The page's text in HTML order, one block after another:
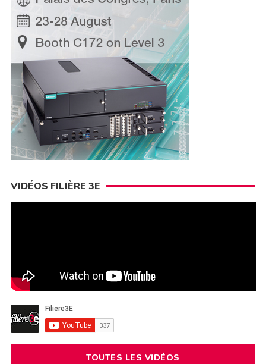
VIDÉOS FILIÈRE 3E
TOUTES LES VIDÉOS